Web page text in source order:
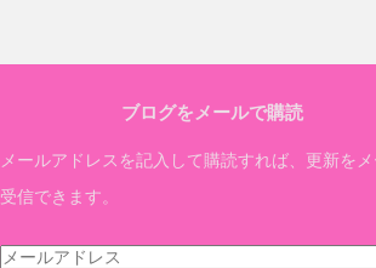
ブログをメールで購読
メールアドレスを記入して購読すれば、更新を
受信できます。
メ